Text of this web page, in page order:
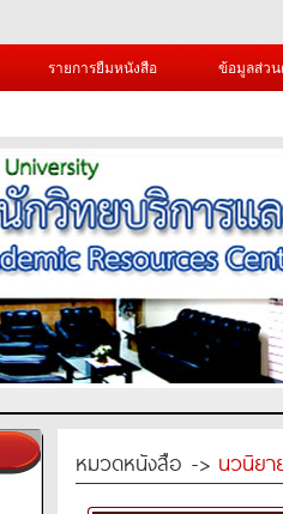
รายการยืมหนังสือ ข้อมูลส่ว
หมวดหนังสือ -> นวนิยา